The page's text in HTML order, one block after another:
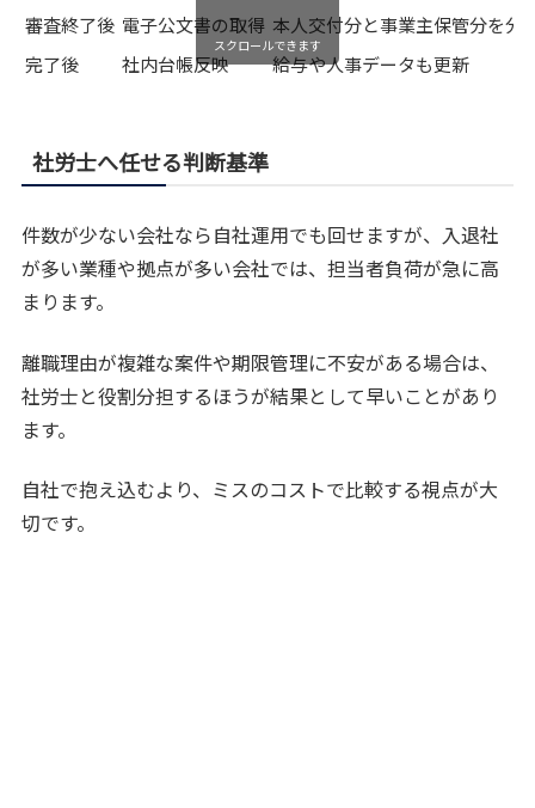
審査終了後 電子公文書の取得 本人交付分と事業主保管分を分
完了後
社内台帳反映 給与や人事データも更新
スクロールできます
社労士へ任せる判断基準
件数が少ない会社なら自社運用でも回せますが、入退社
が多い業種や拠点が多い会社では、担当者負荷が急に高
まります。
離職理由が複雑な案件や期限管理に不安がある場合は、
社労士と役割分担するほうが結果として早いことがあり
ます。
自社で抱え込むより、ミスのコストで比較する視点が大
切です。